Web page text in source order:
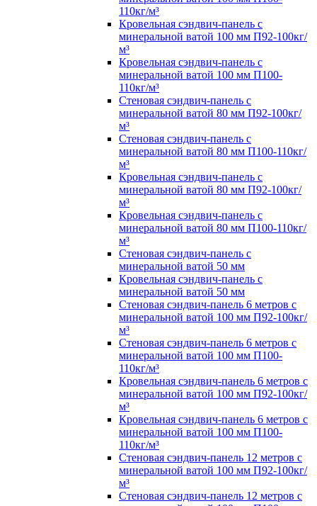
110кг/м³
Кровельная сэндвич-панель с
минеральной ватой 100 мм П92-100кг/
м³
Кровельная сэндвич-панель с
минеральной ватой 100 мм П100-
110кг/м³
Стеновая сэндвич-панель с
минеральной ватой 80 мм П92-100кг/
м³
Стеновая сэндвич-панель с
минеральной ватой 80 мм П100-110кг/
м³
Кровельная сэндвич-панель с
минеральной ватой 80 мм П92-100кг/
м³
Кровельная сэндвич-панель с
минеральной ватой 80 мм П100-110кг/
м³
Стеновая сэндвич-панель с
минеральной ватой 50 мм
Кровельная сэндвич-панель с
минеральной ватой 50 мм
Стеновая сэндвич-панель 6 метров с
минеральной ватой 100 мм П92-100кг/
м³
Стеновая сэндвич-панель 6 метров с
минеральной ватой 100 мм П100-
110кг/м³
Кровельная сэндвич-панель 6 метров с
минеральной ватой 100 мм П92-100кг/
м³
Кровельная сэндвич-панель 6 метров с
минеральной ватой 100 мм П100-
110кг/м³
Стеновая сэндвич-панель 12 метров с
минеральной ватой 100 мм П92-100кг/
м³
Стеновая сэндвич-панель 12 метров с